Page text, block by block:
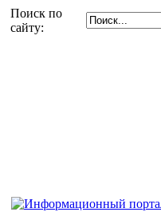
Поиск по
сайту: